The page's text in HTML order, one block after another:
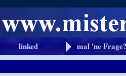
linked
mal 'ne